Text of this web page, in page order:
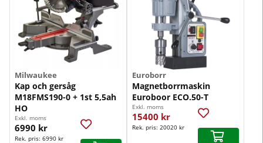
Milwaukee
Kap och gersåg
M18FMS190-0 + 1st 5,5ah
HO
Exkl. moms
6990 kr
Rek. pris: 6990 kr
Euroborr
Magnetborrmaskin
Euroboor ECO.50-T
Exkl. moms
15400 kr
Rek. pris: 20020 kr